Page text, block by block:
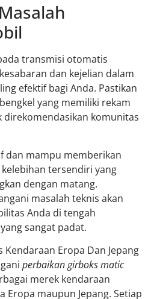
transmisi otomatis
dan kejelian dalam
efektif bagi Anda. Pastikan
yang memiliki rekam
direkomendasikan komunitas
dan mampu memberikan
tersendiri yang
dengan matang.
masalah teknis akan
Anda di tengah
sangat padat.
Kendaraan Eropa Dan Jepang
perbaikan girboks matic
merek kendaraan
Eropa maupun Jepang. Setiap